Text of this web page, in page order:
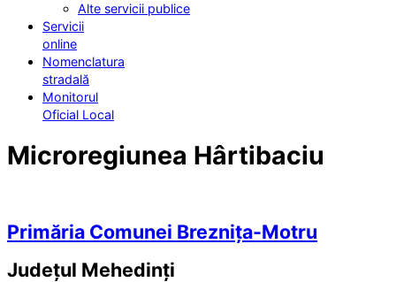
Alte servicii publice
Servicii
online
Nomenclatura
stradală
Monitorul
Oficial Local
Microregiunea Hârtibaciu
Primăria Comunei Breznița-Motru
Județul Mehedinți